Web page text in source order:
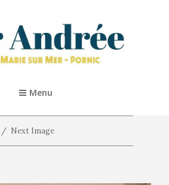
Menu
Next Image